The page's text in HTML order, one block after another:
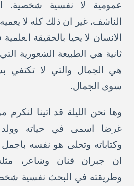
عمومية لا نفسية شخصية.
الناشف. غير ان ذلك كله لا
الانسان لا يحيا بالحقيقة
ثانية هي الطبيعة الشعورية
هي الجمال والتي لا تكتفي
سوى الجمال.
وها نحن الليلة قد اتينا لنكرم
غرضا اسمى في حياته وولد
وكتاباته وتحلى هو نفسه
ان جبران فنان وشاعر،
وطريقته في البحث نفسية